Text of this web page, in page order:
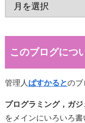
このブログにつ
管理人ぱすかるとのブ
プログラミング，ガ
をメインにいろいろ